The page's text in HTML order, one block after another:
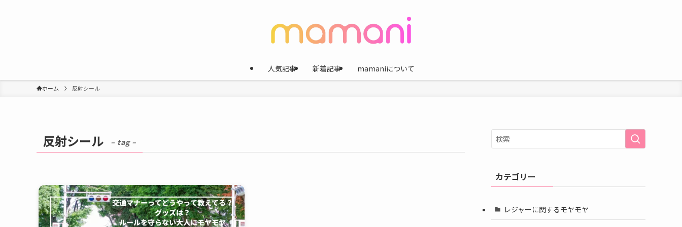
人気記事 新着記事 mamaniについて
ホーム 反射シール
反射シール – tag –
カテゴリー
レジャーに関するモヤモヤ